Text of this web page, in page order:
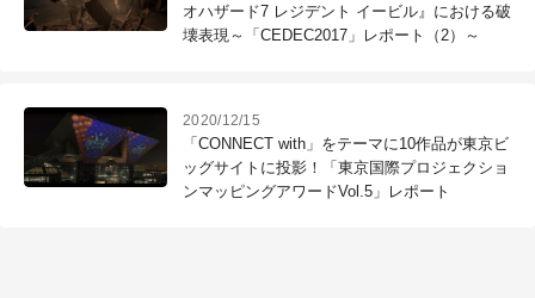
オハザード7 レジデント イービル』における破
壊表現～「CEDEC2017」レポート（2）～
2020/12/15
「CONNECT with」をテーマに10作品が東京ビ
ッグサイトに投影！「東京国際プロジェクショ
ンマッピングアワードVol.5」レポート